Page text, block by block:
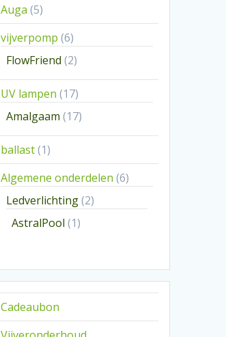
Auga 55
producten
vijverpomp 66
producten
FlowFriend 22
producten
UV lampen 1717
producten
Amalgaam 1717
producten
ballast 11
product
Algemene onderdelen 66
Ledverlichting 22
AstralPool 11
Cadeaubon